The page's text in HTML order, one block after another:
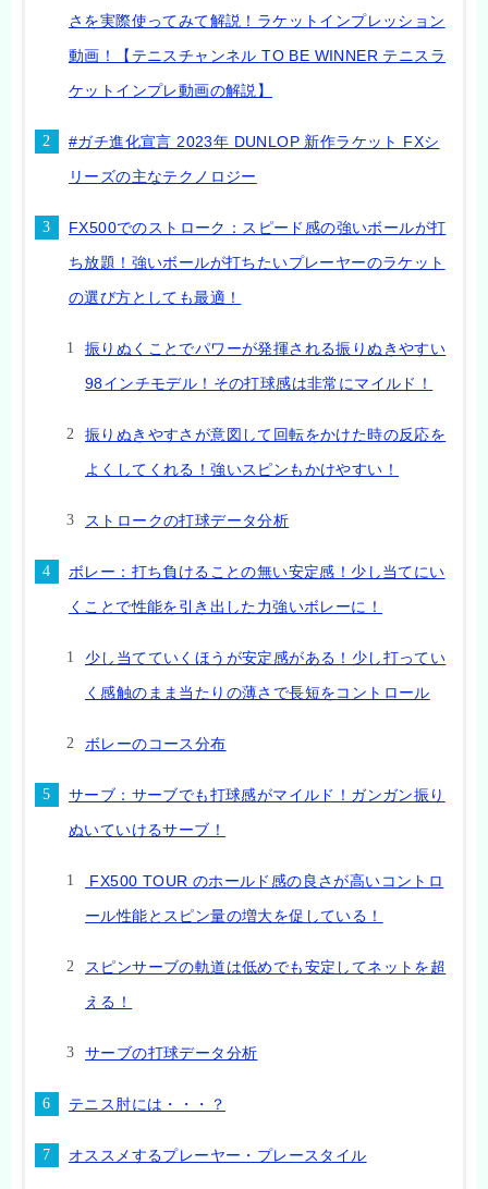
さを実際使ってみて解説！ラケットインプレッション
動画！【テニスチャンネル TO BE WINNER テニスラ
ケットインプレ動画の解説】
#ガチ進化宣言 2023年 DUNLOP 新作ラケット FXシ
リーズの主なテクノロジー
FX500でのストローク：スピード感の強いボールが打
ち放題！強いボールが打ちたいプレーヤーのラケット
の選び方としても最適！
振りぬくことでパワーが発揮される振りぬきやすい
98インチモデル！その打球感は非常にマイルド！
振りぬきやすさが意図して回転をかけた時の反応を
よくしてくれる！強いスピンもかけやすい！
ストロークの打球データ分析
ボレー：打ち負けることの無い安定感！少し当てにい
くことで性能を引き出した力強いボレーに！
少し当てていくほうが安定感がある！少し打ってい
く感触のまま当たりの薄さで長短をコントロール
ボレーのコース分布
サーブ：サーブでも打球感がマイルド！ガンガン振り
ぬいていけるサーブ！
FX500 TOUR のホールド感の良さが高いコントロ
ール性能とスピン量の増大を促している！
スピンサーブの軌道は低めでも安定してネットを超
える！
サーブの打球データ分析
テニス肘には・・・？
オススメするプレーヤー・プレースタイル